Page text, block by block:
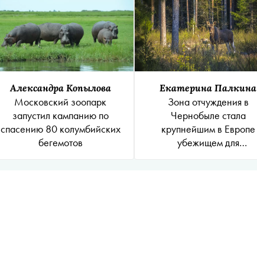
Александра Копылова
Московский зоопарк
запустил кампанию по
спасению 80 колумбийских
бегемотов
Екатерина Палкина
Зона отчуждения в
Чернобыле стала
крупнейшим в Европе
убежищем для